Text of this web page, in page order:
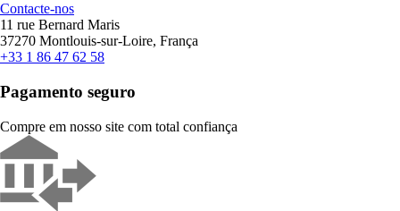
Contacte-nos
11 rue Bernard Maris
37270 Montlouis-sur-Loire, França
+33 1 86 47 62 58
Pagamento seguro
Compre em nosso site com total confiança